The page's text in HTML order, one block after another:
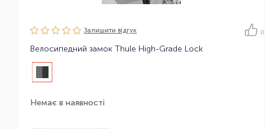
Залишити вiдгук 0
Велосипедний замок Thule High-Grade Lock
Немає в наявності